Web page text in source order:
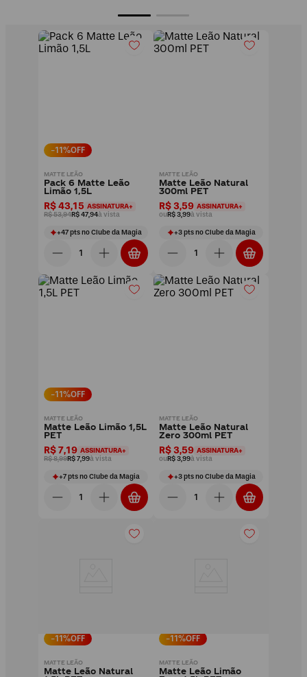
-11 %OFF
MATTE LEÃO
Pack 6 Matte Leão
Limão 1,5L
R$ 43,15 ASSINATURA+
R$ 53,94R$ 47,94à vista
+47ptsno Clube da Magia
MATTE LEÃO
Matte Leão Natural
300ml PET
R$ 3,59 ASSINATURA+
ouR$ 3,99à vista
+3ptsno Clube da Magia
-11 %OFF
MATTE LEÃO
Matte Leão Limão 1,5L
PET
R$ 7,19 ASSINATURA+
R$ 8,99R$ 7,99à vista
+7ptsno Clube da Magia
MATTE LEÃO
Matte Leão Natural
Zero 300ml PET
R$ 3,59 ASSINATURA+
ouR$ 3,99à vista
+3ptsno Clube da Magia
-11 %OFF
MATTE LEÃO
Matte Leão Natural
-11 %OFF
MATTE LEÃO
Matte Leão Limão